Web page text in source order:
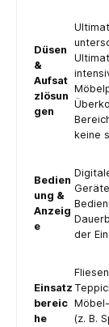
Düsen
&
Aufsat
zlösun
gen
keine
Bedien
ung &
Anzeig
e
der
Einsatz
bereic
he
(z. B.